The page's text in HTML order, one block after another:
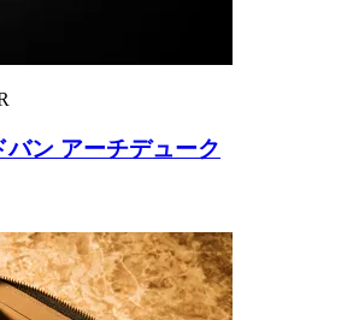
バン アーチデューク